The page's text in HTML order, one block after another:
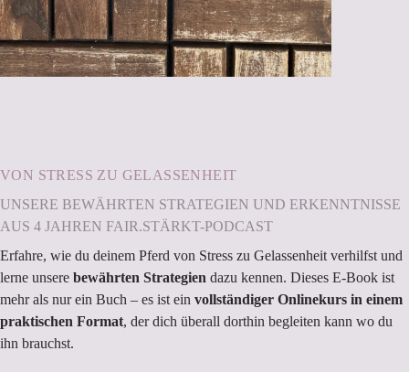
VON STRESS ZU GELASSENHEIT
UNSERE BEWÄHRTEN STRATEGIEN UND ERKENNTNISSE
AUS 4 JAHREN FAIR.STÄRKT-PODCAST
Erfahre, wie du deinem Pferd von Stress zu Gelassenheit verhilfst und
lerne unsere bewährten Strategien dazu kennen. Dieses E-Book ist
mehr als nur ein Buch – es ist ein vollständiger Onlinekurs in einem
praktischen Format, der dich überall dorthin begleiten kann wo du
ihn brauchst.